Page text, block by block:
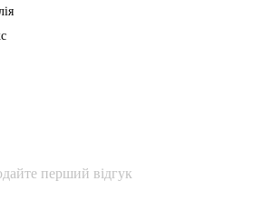
перший відгук